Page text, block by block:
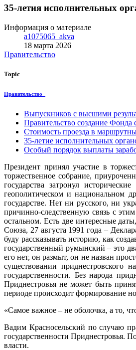
35-летия исполнительных
Информация о материале
a1075065_akva
18 марта 2026
Правительство
Topic
Правительство
Выпускников с высшими
Правительство создание
Стоимость проезда в
35-летие исполнительных
Особый порядок выплаты
Президент принял участие в
торжественное собрание,
государства затронул
геополитическом и национальном
государстве. Нет ни русского, ни
причинно-следственную связь с
остальном. Есть две интересные
Союза, 27 августа 1991 года –
буду рассказывать историю, как
государственный румынский – это
его нет, он размыт, он не назван
существовании
государственности. Без народа
Приднестровья не может быть
периоде происходит формирование
«Самое важное – не оболочка, а то,
Вадим Красносельский по случаю
государственности Приднестровья.
власти.